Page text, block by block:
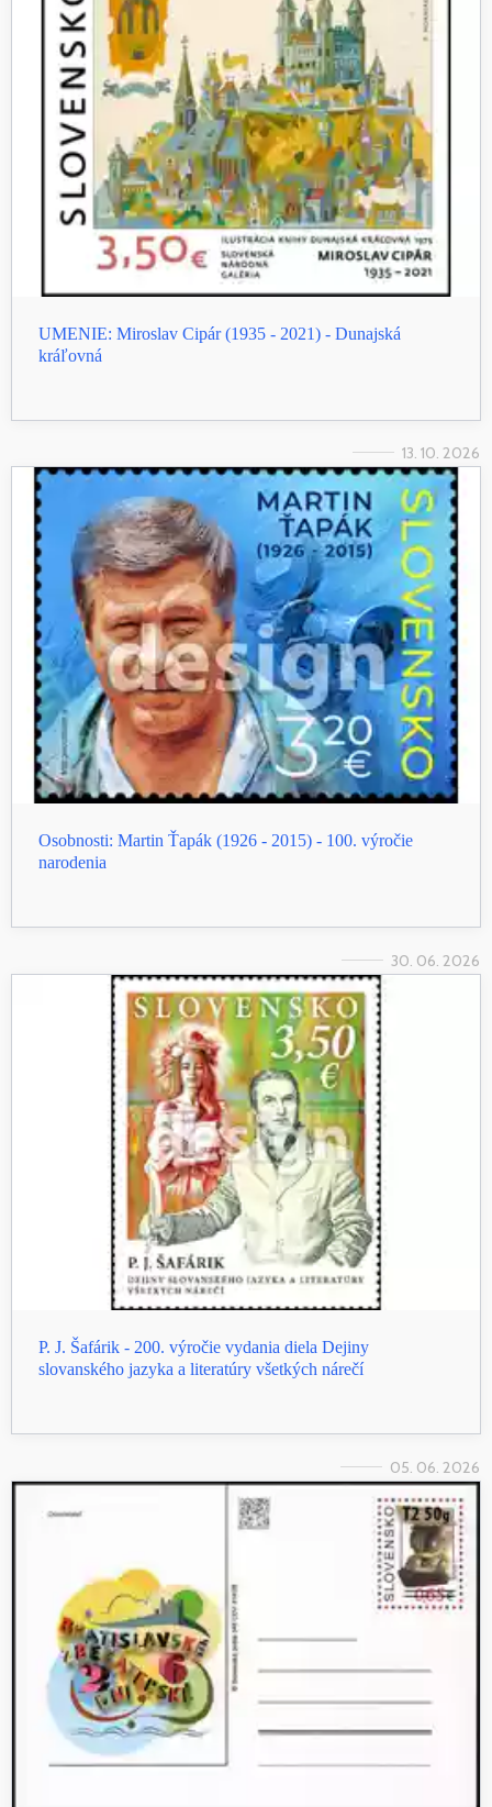
UMENIE: Miroslav Cipár (1935 - 2021) - Dunajská
kráľovná
13. 10. 2026
Osobnosti: Martin Ťapák (1926 - 2015) - 100. výročie
narodenia
30. 06. 2026
P. J. Šafárik - 200. výročie vydania diela Dejiny
slovanského jazyka a literatúry všetkých nárečí
05. 06. 2026